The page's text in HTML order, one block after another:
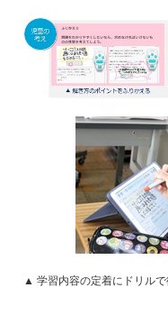
▲ 学習内容の定着にドリルで